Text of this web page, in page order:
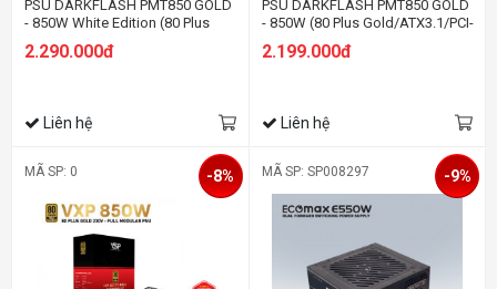
PSU DARKFLASH PMT850 GOLD
- 850W White Edition (80 Plus
Gold/ATX3.1/PCI-e 5.1/Full
Modular)
2.290.000đ
Liên hệ
PSU DARKFLASH PMT850 GOLD
- 850W (80 Plus Gold/ATX3.1/PCI-
e 5.1/Full Modular)
2.199.000đ
Liên hệ
MÃ SP: 0 -8% MÃ SP: SP008297 -9%